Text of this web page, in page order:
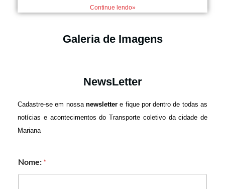
Continue lendo»
Galeria de Imagens
NewsLetter
Cadastre-se em nossa newslettere fique por dentro de todas as
notícias e acontecimentos do Transporte coletivo da cidade de
Mariana
Nome: *